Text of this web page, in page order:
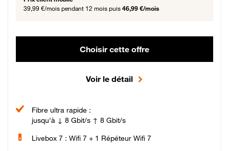
39,99 €/mois pendant 12 mois puis 46,99 €/mois
Choisir cette offre
Voir le détail
Fibre ultra rapide :
jusqu'à ↓ 8 Gbit/s ↑ 8 Gbit/s
Livebox 7 : Wifi 7 + 1 Répéteur Wifi 7